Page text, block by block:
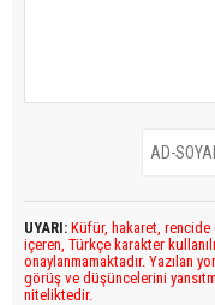
UYARI: Küfür, hakaret, rencide
içeren, Türkçe karakter
onaylanmamaktadır. Yazılan
görüş ve düşüncelerini
niteliktedir.